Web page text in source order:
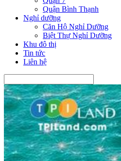
Quận Bình Thạnh
Nghỉ dưỡng
Căn Hộ Nghỉ Dưỡng
Biệt Thự Nghỉ Dưỡng
Khu đô thị
Tin tức
Liên hệ